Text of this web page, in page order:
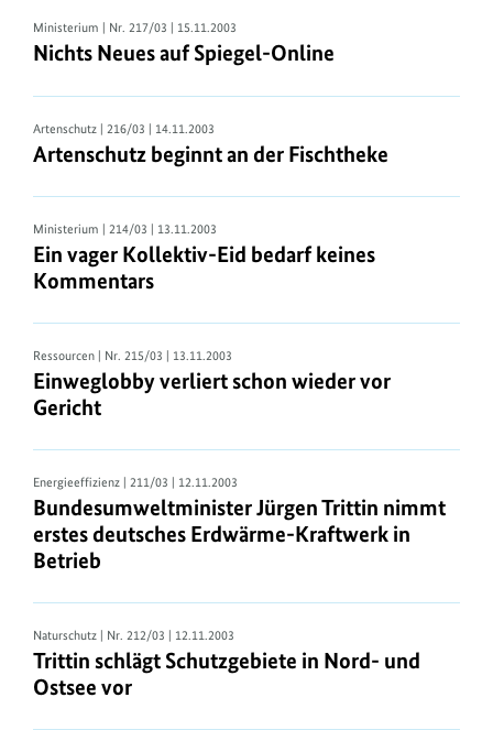
Ministerium | Nr. 217/03 | 15.11.2003
Nichts Neues auf Spiegel-Online
Artenschutz | 216/03 | 14.11.2003
Artenschutz beginnt an der Fischtheke
Ministerium | 214/03 | 13.11.2003
Ein vager Kollektiv-Eid bedarf keines
Kommentars
Ressourcen | Nr. 215/03 | 13.11.2003
Einweglobby verliert schon wieder vor
Gericht
Energieeffizienz | 211/03 | 12.11.2003
Bundesumweltminister Jürgen Trittin nimmt
erstes deutsches Erdwärme-Kraftwerk in
Betrieb
Naturschutz | Nr. 212/03 | 12.11.2003
Trittin schlägt Schutzgebiete in Nord- und
Ostsee vor